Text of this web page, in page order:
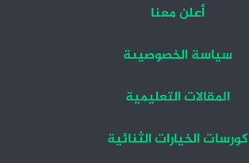
أعلن معنا
سياسة الخصوصيىة
المقالات التعليمية
كورسات الخيارات الثنائية